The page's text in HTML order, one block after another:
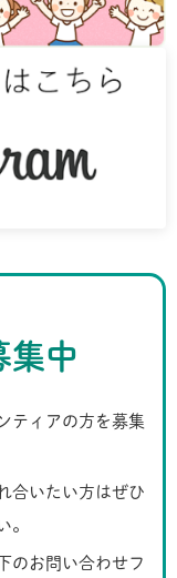
集中
ティアの方を募集
合いたい方はぜひ
。
のお問い合わせフ